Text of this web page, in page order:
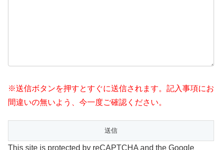
※送信ボタンを押すとすぐに送信されます。記入事項にお
間違いの無いよう、今一度ご確認ください。
This site is protected by reCAPTCHA and the Google